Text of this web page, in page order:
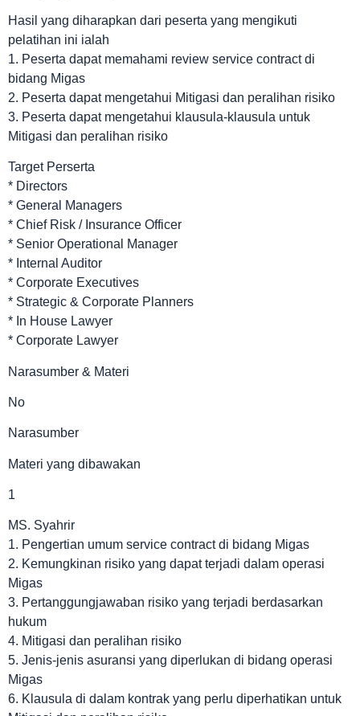
Hasil yang diharapkan dari peserta yang mengikuti
pelatihan ini ialah
1. Peserta dapat memahami review service contract di
bidang Migas
2. Peserta dapat mengetahui Mitigasi dan peralihan risiko
3. Peserta dapat mengetahui klausula-klausula untuk
Mitigasi dan peralihan risiko
Target Perserta
* Directors
* General Managers
* Chief Risk / Insurance Officer
* Senior Operational Manager
* Internal Auditor
* Corporate Executives
* Strategic & Corporate Planners
* In House Lawyer
* Corporate Lawyer
Narasumber & Materi
No
Narasumber
Materi yang dibawakan
1
MS. Syahrir
1. Pengertian umum service contract di bidang Migas
2. Kemungkinan risiko yang dapat terjadi dalam operasi
Migas
3. Pertanggungjawaban risiko yang terjadi berdasarkan
hukum
4. Mitigasi dan peralihan risiko
5. Jenis-jenis asuransi yang diperlukan di bidang operasi
Migas
6. Klausula di dalam kontrak yang perlu diperhatikan untuk